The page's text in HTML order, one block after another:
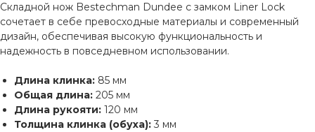
Складной нож Bestechman Dundee с замком Liner Lock
сочетает в себе превосходные материалы и современный
дизайн, обеспечивая высокую функциональность и
надежность в повседневном использовании.
Длина клинка: 85 мм
Общая длина: 205 мм
Длина рукояти: 120 мм
Толщина клинка (обуха): 3 мм